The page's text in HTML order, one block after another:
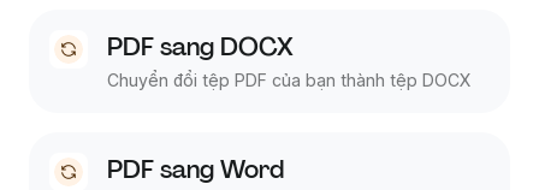
PDF sang DOCX
Chuyển đổi tệp PDF của bạn thành tệp DOCX
PDF sang Word